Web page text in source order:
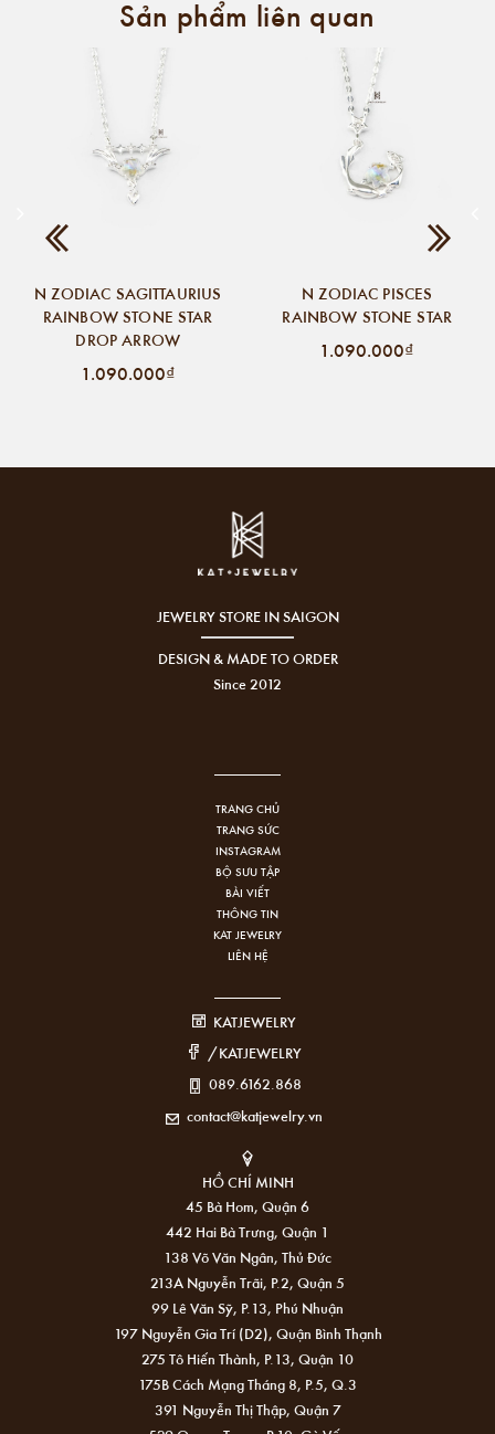
Sản phẩm liên quan
N ZODIAC SAGITTAURIUS
RAINBOW STONE STAR
DROP ARROW
1.090.000₫
N ZODIAC PISCES
RAINBOW STONE STAR
1.090.000₫
JEWELRY STORE IN SAIGON
DESIGN & MADE TO ORDER
Since 2012
TRANG CHỦ
TRANG SỨC
INSTAGRAM
BỘ SƯU TẬP
BÀI VIẾT
THÔNG TIN
KAT JEWELRY
LIÊN HỆ
KATJEWELRY
/KATJEWELRY
089.6162.868
contact@katjewelry.vn
HỒ CHÍ MINH
45 Bà Hom, Quận 6
442 Hai Bà Trưng, Quận 1
138 Võ Văn Ngân, Thủ Đức
213A Nguyễn Trãi, P.2, Quận 5
99 Lê Văn Sỹ, P.13, Phú Nhuận
197 Nguyễn Gia Trí (D2), Quận Bình Thạnh
275 Tô Hiến Thành, P.13, Quận 10
175B Cách Mạng Tháng 8, P.5, Q.3
391 Nguyễn Thị Thập, Quận 7